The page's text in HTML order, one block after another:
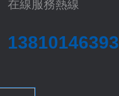
在線服務熱線
13810146393